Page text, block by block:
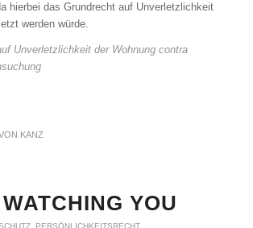
hierbei das Grundrecht auf Unverletzlichkeit
werden würde.
Unverletzlichkeit der Wohnung contra
KANZ
YOU